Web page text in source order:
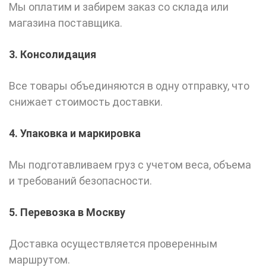
Мы оплатим и забирем заказ со склада или
магазина поставщика.
3. Консолидация
Все товары объединяются в одну отправку, что
снижает стоимость доставки.
4. Упаковка и маркировка
Мы подготавливаем груз с учетом веса, объема
и требований безопасности.
5. Перевозка в Москву
Доставка осуществляется проверенным
маршрутом.